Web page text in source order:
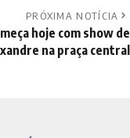
PRÓXIMA NOTÍCIA
hoje com show de
na praça central